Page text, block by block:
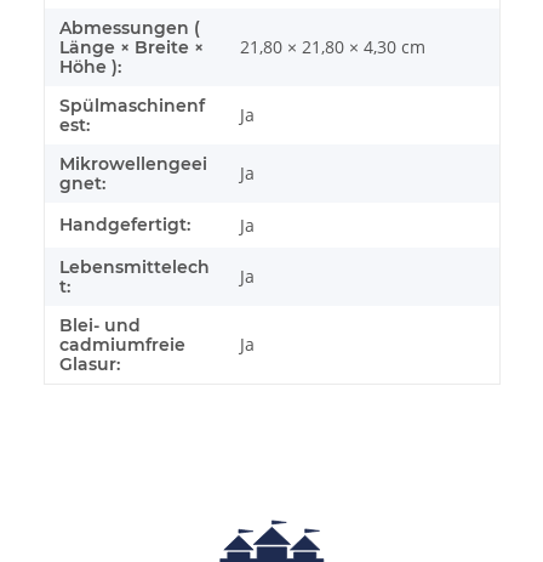
Abmessungen (
Länge × Breite ×
Höhe ):
21,80 × 21,80 × 4,30 cm
Spülmaschinenf
est:
Ja
Mikrowellengeei
gnet:
Ja
Handgefertigt: Ja
Lebensmittelech
t:
Ja
Blei- und
cadmiumfreie
Glasur:
Ja